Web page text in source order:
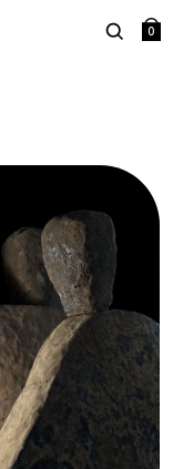
0